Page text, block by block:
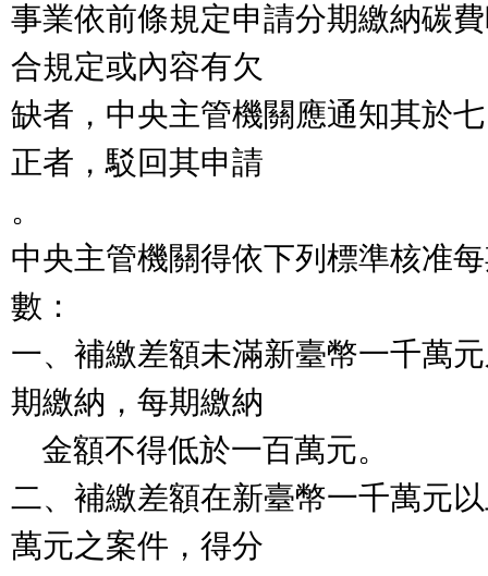
事業依前條規定申請分期繳納碳
合規定或內容有欠
缺者，中央主管機關應通知其於
正者，駁回其申請
。
中央主管機關得依下列標準核准
數：
一、補繳差額未滿新臺幣一千萬
期繳納，每期繳納
二、補繳差額在新臺幣一千萬元
萬元之案件，得分